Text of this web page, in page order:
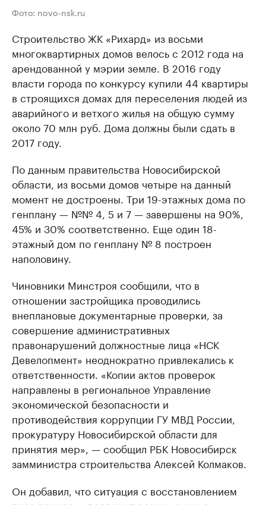
Фото: novo-nsk.ru
Строительство ЖК «Рихард» из восьми
многоквартирных домов велось с 2012 года на
арендованной у мэрии земле. В 2016 году
власти города по конкурсу купили 44 квартиры
в строящихся домах для переселения людей из
аварийного и ветхого жилья на общую сумму
около 70 млн руб. Дома должны были сдать в
2017 году.
По данным правительства Новосибирской
области, из восьми домов четыре на данный
момент не достроены. Три 19-этажных дома по
генплану — №№ 4, 5 и 7 — завершены на 90%,
45% и 30% соответственно. Еще один 18-
этажный дом по генплану № 8 построен
наполовину.
Чиновники Минстроя сообщили, что в
отношении застройщика проводились
внеплановые документарные проверки, за
совершение административных
правонарушений должностные лица «НСК
Девелопмент» неоднократно привлекались к
ответственности. «Копии актов проверок
направлены в региональное Управление
экономической безопасности и
противодействия коррупции ГУ МВД России,
прокуратуру Новосибирской области для
принятия мер», — сообщил РБК Новосибирск
замминистра строительства Алексей Колмаков.
Он добавил, что ситуация с восстановлением